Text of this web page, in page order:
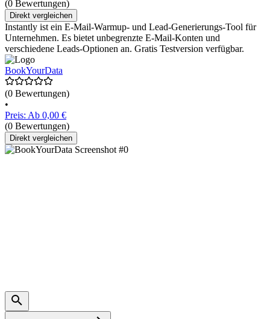
(0 Bewertungen)
Direkt vergleichen
Instantly ist ein E-Mail-Warmup- und Lead-Generierungs-Tool für
Unternehmen. Es bietet unbegrenzte E-Mail-Konten und
verschiedene Leads-Optionen an. Gratis Testversion verfügbar.
BookYourData
(0 Bewertungen)
•
Preis: Ab 0,00 €
(0 Bewertungen)
Direkt vergleichen